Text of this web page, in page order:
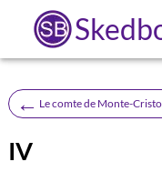
← Le comte de Monte-
IV